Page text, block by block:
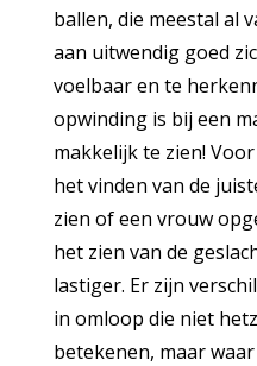
ballen, die meestal al
aan uitwendig goed
voelbaar en te
opwinding is bij een
makkelijk te zien!
het vinden van de
zien of een vrouw
het zien van de
lastiger. Er zijn
in omloop die niet
betekenen, maar